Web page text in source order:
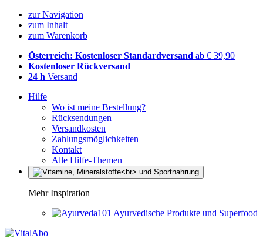
zur Navigation
zum Inhalt
zum Warenkorb
Österreich: Kostenloser Standardversand ab € 39,90
Kostenloser Rückversand
24 h Versand
Hilfe
Wo ist meine Bestellung?
Rücksendungen
Versandkosten
Zahlungsmöglichkeiten
Kontakt
Alle Hilfe-Themen
Mehr Inspiration
Ayurvedische Produkte und Superfood